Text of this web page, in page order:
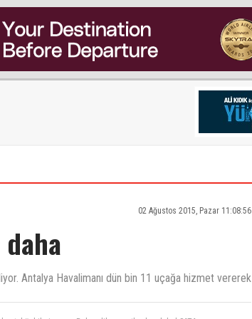
02 Ağustos 2015, Pazar 11:08:56
Antalya Havalimanı dün bin 11 uçağa hizmet vererek